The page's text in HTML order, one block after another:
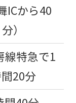
ICから40
分）
線特急で1
20分